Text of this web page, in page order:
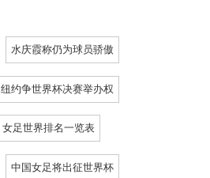
水庆霞称仍为球员骄傲
纽约争世界杯决赛举办权
女足世界排名一览表
中国女足将出征世界杯